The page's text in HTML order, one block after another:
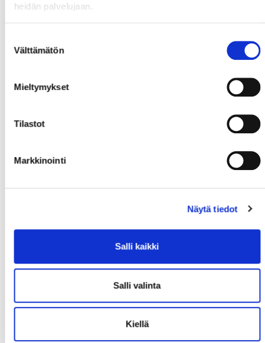
heidän palvelujaan.
valinta
Välttämätön
Mieltymykset
Tilastot
Markkinointi
Näytä tiedot
Salli kaikki
Salli valinta
Kiellä